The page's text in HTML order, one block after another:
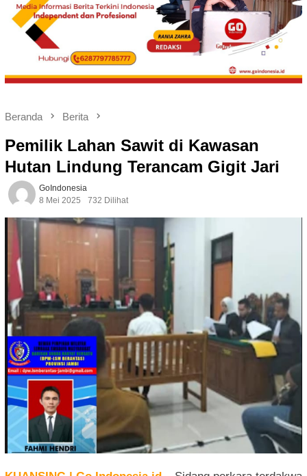
Beranda Berita
Pemilik Lahan Sawit di Kawasan
Hutan Lindung Terancam Gigit Jari
GoIndonesia
8 Mei 2025
732 Dilihat